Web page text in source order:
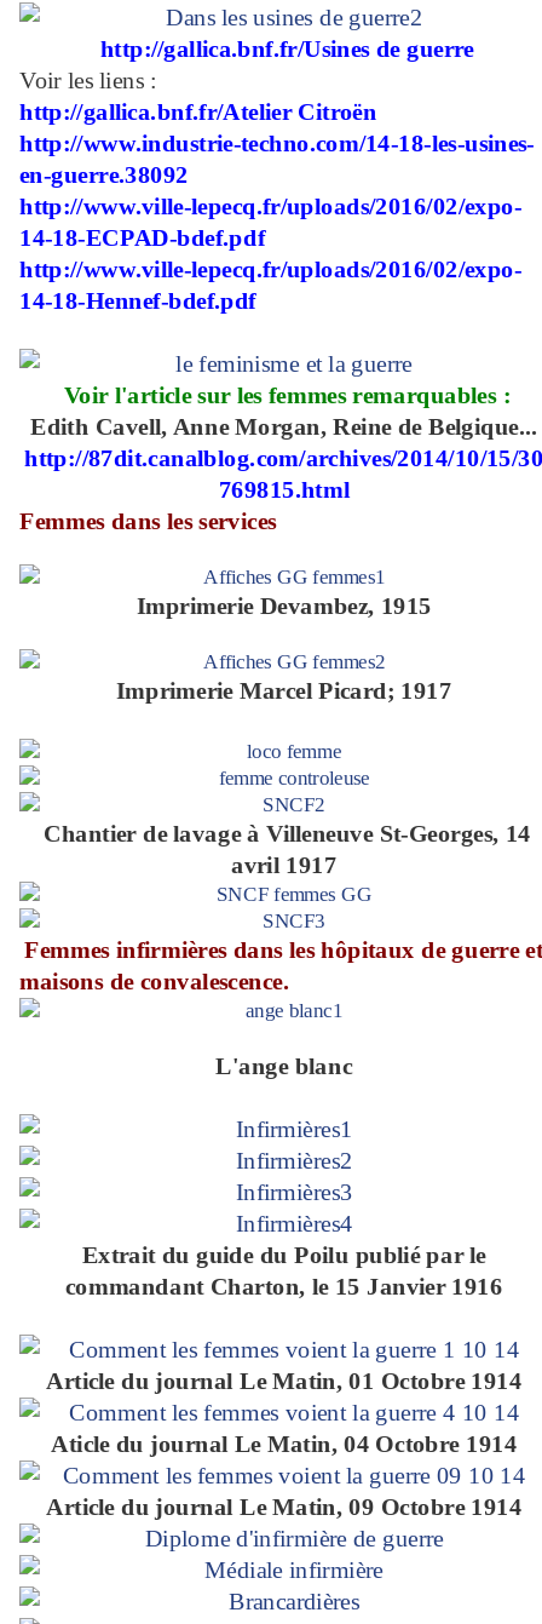
http://gallica.bnf.fr/Usines de guerre
Voir les liens :
http://gallica.bnf.fr/Atelier Citroën
http://www.industrie-techno.com/14-18-les-usines-
en-guerre.38092
http://www.ville-lepecq.fr/uploads/2016/02/expo-
14-18-ECPAD-bdef.pdf
http://www.ville-lepecq.fr/uploads/2016/02/expo-
14-18-Hennef-bdef.pdf
Voir l'article sur les femmes remarquables :
Edith Cavell, Anne Morgan, Reine de Belgique...
http://87dit.canalblog.com/archives/2014/10/15/
769815.html
Femmes dans les services
Imprimerie Devambez, 1915
Imprimerie Marcel Picard; 1917
Chantier de lavage à Villeneuve St-Georges, 14
avril 1917
Femmes infirmières dans les hôpitaux de guerre
maisons de convalescence.
L'ange blanc
Extrait du guide du Poilu publié par le
commandant Charton, le 15 Janvier 1916
Article du journal Le Matin, 01 Octobre 1914
Aticle du journal Le Matin, 04 Octobre 1914
Article du journal Le Matin, 09 Octobre 1914